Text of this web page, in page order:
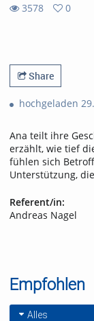
3578
0
Share
hochgeladen
Ana teilt ihre
erzählt, wie tief
fühlen sich
Unterstützung,
Referent/in:
Andreas Nagel
Empfohlen
Alles